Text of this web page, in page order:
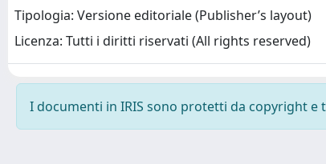
Tipologia: Versione editoriale (Publisher’s layout)
Licenza: Tutti i diritti riservati (All rights reserved)
I documenti in IRIS sono protetti da copyright